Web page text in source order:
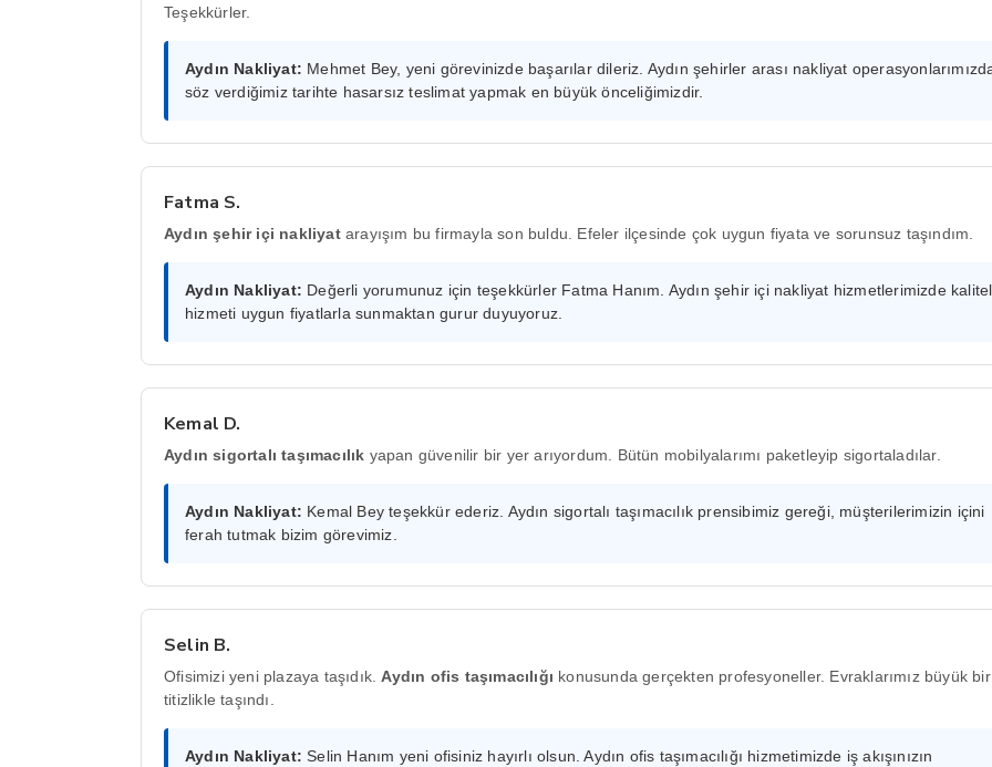
Teşekkürler.
Aydın Nakliyat: Mehmet Bey, yeni görevinizde başarılar dileriz. Aydın şehirler arası nakliyat
söz verdiğimiz tarihte hasarsız teslimat yapmak en büyük önceliğimizdir.
Fatma S.
Aydın şehir içi nakliyatarayışım bu firmayla son buldu. Efeler ilçesinde çok uygun fiyata ve sorunsuz taşındım.
Aydın Nakliyat: Değerli yorumunuz için teşekkürler Fatma Hanım. Aydın şehir içi nakliyat hizmetlerimizde
hizmeti uygun fiyatlarla sunmaktan gurur duyuyoruz.
Kemal D.
Aydın sigortalı taşımacılık yapan güvenilir bir yer arıyordum. Bütün mobilyalarımı paketleyip sigortaladılar.
Aydın Nakliyat: Kemal Bey teşekkür ederiz. Aydın sigortalı taşımacılık prensibimiz gereği, müşterilerimizin içini
ferah tutmak bizim görevimiz.
Selin B.
Ofisimizi yeni plazaya taşıdık.Aydın ofis taşımacılığı konusunda gerçekten profesyoneller. Evraklarımız büyük bir
titizlikle taşındı.
Aydın Nakliyat: Selin Hanım yeni ofisiniz hayırlı olsun. Aydın ofis taşımacılığı hizmetimizde iş akışınızın